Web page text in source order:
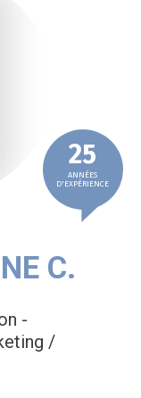
C.
25
ANNÉES
D'EXPÉRIENCE
-
/